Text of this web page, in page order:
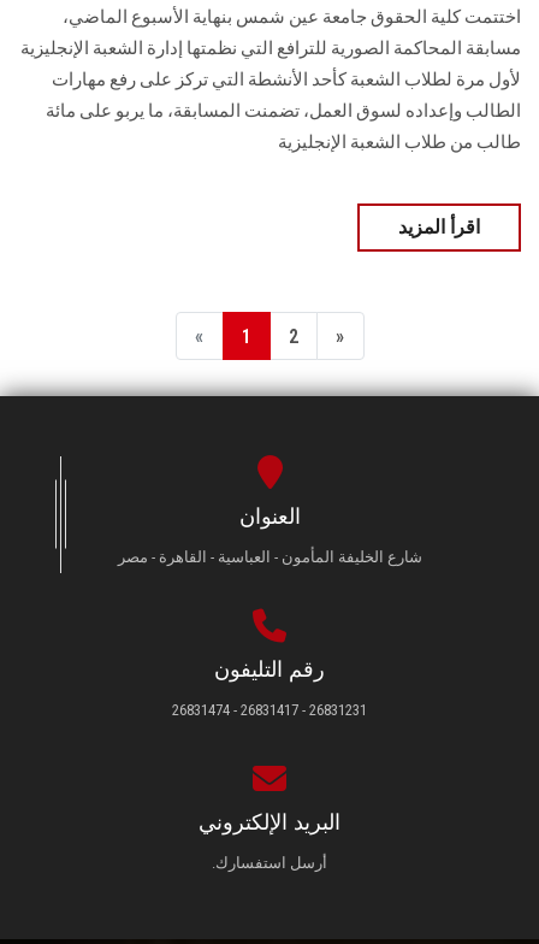
اختتمت كلية الحقوق جامعة عين شمس بنهاية الأسبوع الماضي،
مسابقة المحاكمة الصورية للترافع التي نظمتها إدارة الشعبة الإنجليزية
لأول مرة لطلاب الشعبة كأحد الأنشطة التي تركز على رفع مهارات
الطالب وإعداده لسوق العمل، تضمنت المسابقة، ما يربو على مائة
طالب من طلاب الشعبة الإنجليزية
اقرأ المزيد
« 1 2 »
العنوان
شارع الخليفة المأمون - العباسية - القاهرة - مصر
رقم التليفون
26831231 - 26831417 - 26831474
البريد الإلكتروني
أرسل استفسارك.